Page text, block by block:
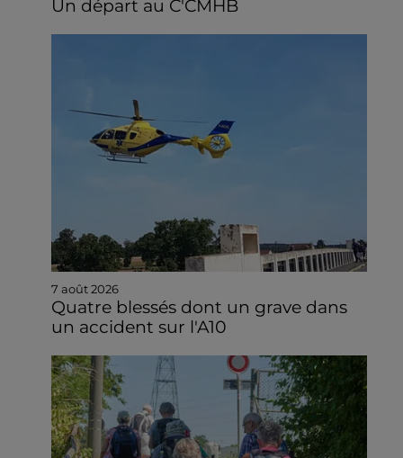
Un départ au C'CMHB
7 août 2026
Quatre blessés dont un grave dans
un accident sur l'A10